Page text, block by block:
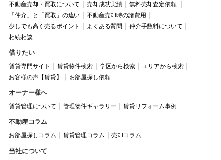
不動産売却・買取について 売却成功実績
無料売却査定依頼
「仲介」と「買取」の違い
不動産売却時の諸費用
少しでも高く売るポイント
よくある質問
仲介手数料について
相続相談
借りたい
賃貸専門サイト 賃貸物件検索 学区から検索
エリアから検索
お客様の声【賃貸】
お部屋探し依頼
オーナー様へ
賃貸管理について 管理物件ギャラリー 賃貸リフォーム事例
不動産コラム
お部屋探しコラム 賃貸管理コラム 売却コラム
当社について